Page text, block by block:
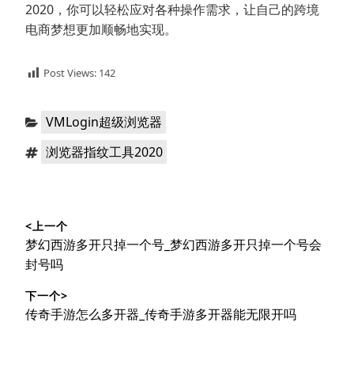
2020，你可以轻松应对各种操作需求，让自己的跨境
电商梦想更加顺畅地实现。
Post Views: 142
分 VMLogin超级浏览器
标 浏览器指纹工具2020
章
导
航
<上一个
上
篇
章：
梦幻西游多开只掉一个号_梦幻西游多开只掉一个号会
封号吗
下一个>
下
传奇手游怎么多开器_传奇手游多开器能无限开吗